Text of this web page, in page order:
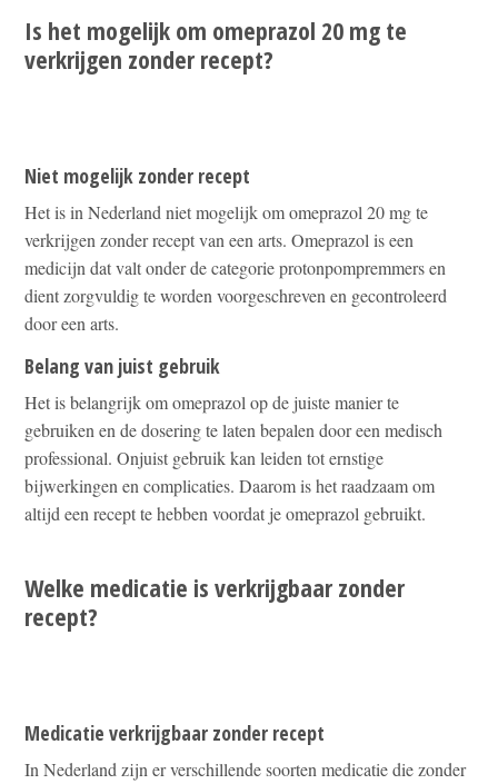
Is het mogelijk om omeprazol 20 mg te
verkrijgen zonder recept?
Niet mogelijk zonder recept
Het is in Nederland niet mogelijk om omeprazol 20 mg te
verkrijgen zonder recept van een arts. Omeprazol is een
medicijn dat valt onder de categorie protonpompremmers en
dient zorgvuldig te worden voorgeschreven en gecontroleerd
door een arts.
Belang van juist gebruik
Het is belangrijk om omeprazol op de juiste manier te
gebruiken en de dosering te laten bepalen door een medisch
professional. Onjuist gebruik kan leiden tot ernstige
bijwerkingen en complicaties. Daarom is het raadzaam om
altijd een recept te hebben voordat je omeprazol gebruikt.
Welke medicatie is verkrijgbaar zonder
recept?
Medicatie verkrijgbaar zonder recept
In Nederland zijn er verschillende soorten medicatie die zonder